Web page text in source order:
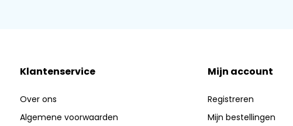
Klantenservice
Over ons
Algemene voorwaarden
Mijn account
Registreren
Mijn bestellingen